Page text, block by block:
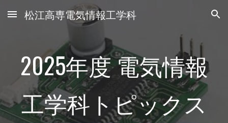
Skip to main content Skip to navigation
松江高専電気情報工学科
2025年度 電気情報
工学科トピックス